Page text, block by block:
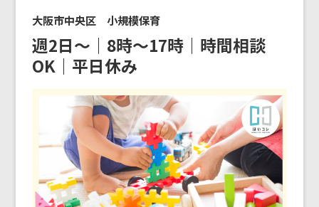
大阪市中央区 小規模保育
週2日～｜8時〜17時｜時間相談
OK｜平日休み